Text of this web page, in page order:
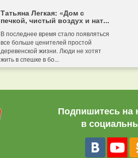
Татьяна Легкая: «Дом с
печкой, чистый воздух и нат...
В последнее время стало появляться
все больше ценителей простой
деревенской жизни. Люди не хотят
жить в спешке в бо...
Подпишитесь на
в